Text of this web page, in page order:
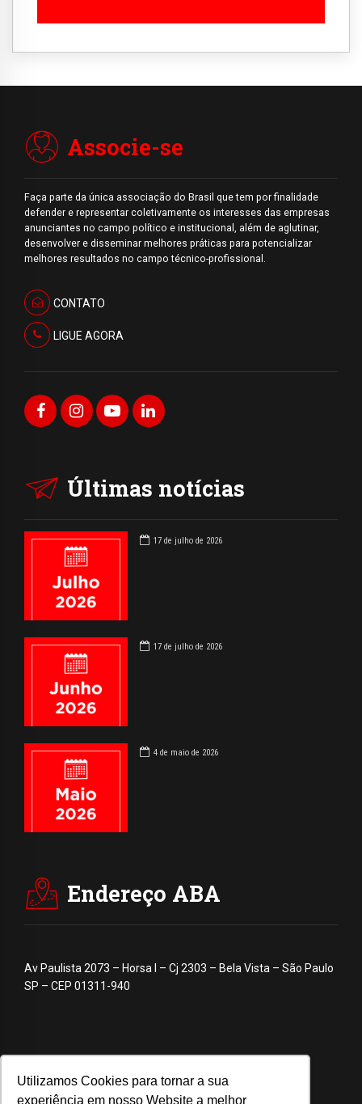
Utilizamos Cookies para tornar a sua
experiência em nosso Website a melhor
Associe-se
Faça parte da única associação do Brasil que tem por finalidade
defender e representar coletivamente os interesses das empresas
anunciantes no campo político e institucional, além de aglutinar,
desenvolver e disseminar melhores práticas para potencializar
melhores resultados no campo técnico-profissional.
CONTATO
LIGUE AGORA
Últimas notícias
17 de julho de 2026
17 de julho de 2026
4 de maio de 2026
Endereço ABA
Av Paulista 2073 – Horsa I – Cj 2303 – Bela Vista – São Paulo
SP – CEP 01311-940